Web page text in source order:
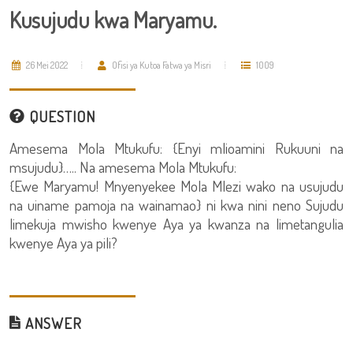
Kusujudu kwa Maryamu.
26 Mei 2022 Ofisi ya Kutoa Fatwa ya Misri 1009
QUESTION
Amesema Mola Mtukufu: {Enyi mlioamini Rukuuni na
msujudu}….. Na amesema Mola Mtukufu:
{Ewe Maryamu! Mnyenyekee Mola Mlezi wako na usujudu
na uiname pamoja na wainamao} ni kwa nini neno Sujudu
limekuja mwisho kwenye Aya ya kwanza na limetangulia
kwenye Aya ya pili?
ANSWER